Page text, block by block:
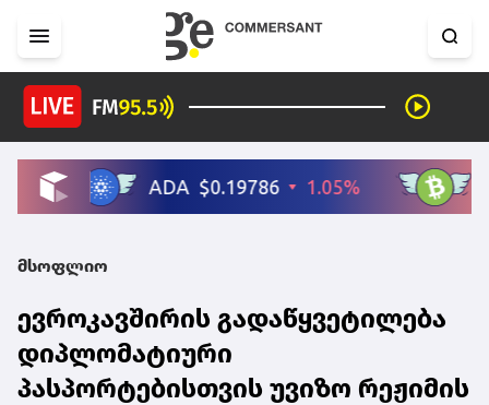
მსოფლიო
ევროკავშირის გადაწყვეტილება
დიპლომატიური
პასპორტებისთვის უვიზო რეჟიმის